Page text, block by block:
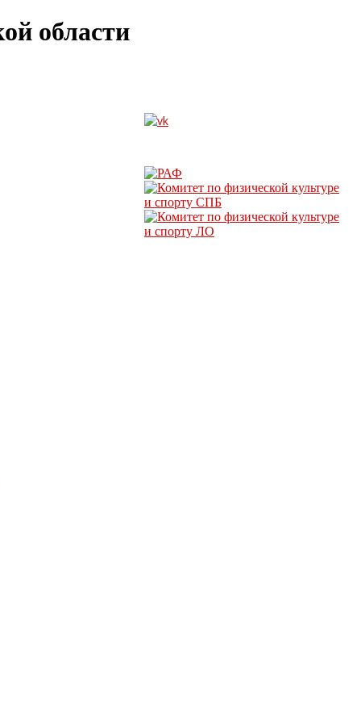
области